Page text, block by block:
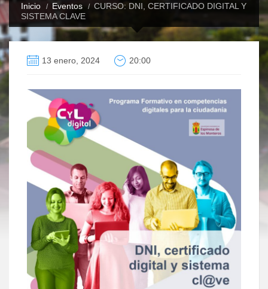
Inicio Eventos
CURSO: DNI, CERTIFICADO DIGITAL Y
SISTEMA CLAVE
13 enero, 2024 20:00